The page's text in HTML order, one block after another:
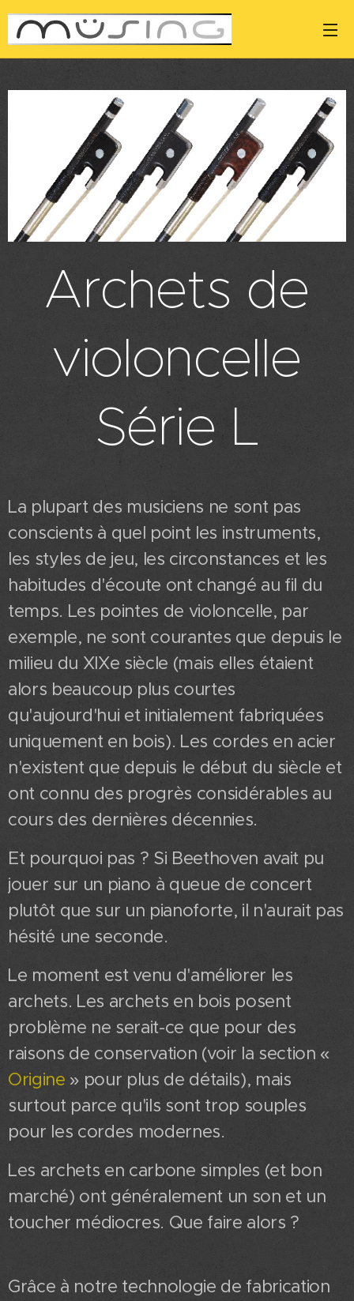
Archets de
violoncelle
Série L
La plupart des musiciens ne sont pas
conscients à quel point les instruments,
les styles de jeu, les circonstances et les
habitudes d'écoute ont changé au fil du
temps. Les pointes de violoncelle, par
exemple, ne sont courantes que depuis le
milieu du XIXe siècle (mais elles étaient
alors beaucoup plus courtes
qu'aujourd'hui et initialement fabriquées
uniquement en bois). Les cordes en acier
n'existent que depuis le début du siècle et
ont connu des progrès considérables au
cours des dernières décennies.
Et pourquoi pas ? Si Beethoven avait pu
jouer sur un piano à queue de concert
plutôt que sur un pianoforte, il n'aurait pas
hésité une seconde.
Le moment est venu d'améliorer les
archets. Les archets en bois posent
problème ne serait-ce que pour des
raisons de conservation (voir la section «
Origine » pour plus de détails), mais
surtout parce qu'ils sont trop souples
pour les cordes modernes.
Les archets en carbone simples (et bon
marché) ont généralement un son et un
toucher médiocres. Que faire alors ?
Grâce à notre technologie de fabrication